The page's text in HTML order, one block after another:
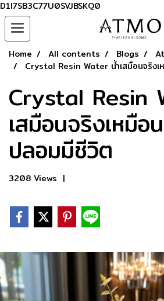
D1I7SB3C77U0SVJBSKQ0
Home All contents Blogs
Crystal Resin Water น้ำเสมือนจริง
Crystal Resin
เสมือนจริงเหมือ
ปลอมมีชีวิต
3208 Views |